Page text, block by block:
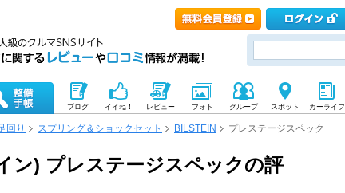
ブログ イイね！ レビュー フォト グループ スポット カーライフ
回り スプリング＆ショックセット BILSTEIN プレステージスペック
ン) プレステージスペックの評